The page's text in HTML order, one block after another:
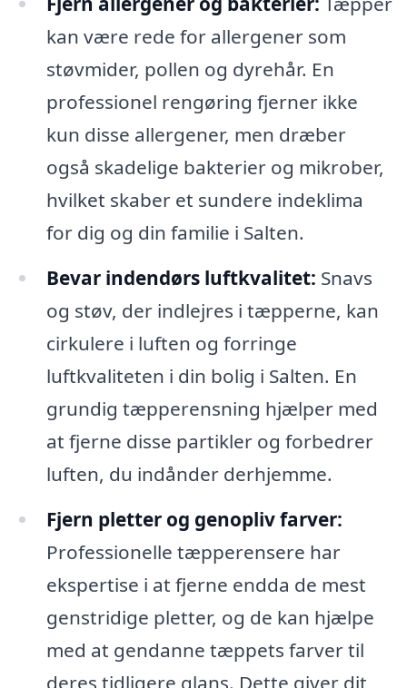
kan være rede for allergener som
støvmider, pollen og dyrehår. En
professionel rengøring fjerner ikke
kun disse allergener, men dræber
også skadelige bakterier og mikrober,
hvilket skaber et sundere indeklima
for dig og din familie i Salten.
Bevar indendørs luftkvalitet: Snavs
og støv, der indlejres i tæpperne, kan
cirkulere i luften og forringe
luftkvaliteten i din bolig i Salten. En
grundig tæpperensning hjælper med
at fjerne disse partikler og forbedrer
luften, du indånder derhjemme.
Fjern pletter og genopliv farver:
Professionelle tæpperensere har
ekspertise i at fjerne endda de mest
genstridige pletter, og de kan hjælpe
med at gendanne tæppets farver til
deres tidligere glans. Dette giver dit